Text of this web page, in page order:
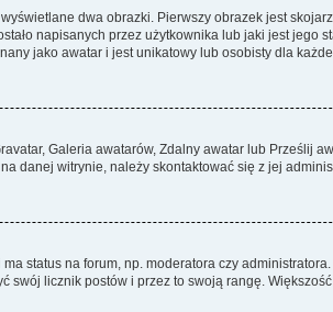
dwa obrazki. Pierwszy obrazek jest
napisanych przez użytkownika lub jaki jest jego
jako awatar i jest unikatowy lub osobisty dla
Galeria awatarów, Zdalny awatar lub Prześlij
danej witrynie, należy skontaktować się z jej
status na forum, np. moderatora czy
licznik postów i przez to swoją rangę.